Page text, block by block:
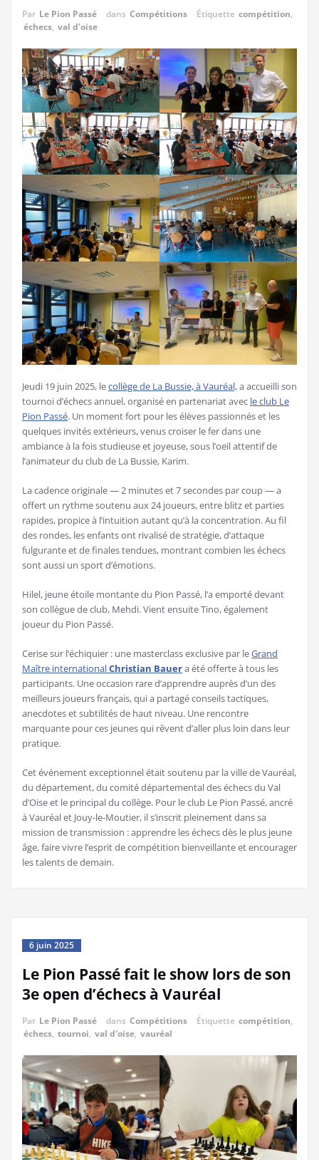
Par Le Pion Passé dans Compétitions Étiquette compétition,
échecs, val d'oise
Jeudi 19 juin 2025, lecollège de La Bussie, à Vauréal,a accueilli son
tournoi d’échecs annuel, organisé en partenariat avec le club Le
Pion Passé. Un moment fort pour les élèves passionnés et les
quelques invités extérieurs, venus croiser le fer dans une
ambiance à la fois studieuse et joyeuse, sous l’oeil attentif de
l’animateur du club de La Bussie, Karim.
La cadence originale — 2 minutes et 7 secondes par coup — a
offert un rythme soutenu aux 24 joueurs, entre blitz et parties
rapides, propice à l’intuition autant qu’à la concentration. Au fil
des rondes, les enfants ont rivalisé de stratégie, d’attaque
fulgurante et de finales tendues, montrant combien les échecs
sont aussi un sport d’émotions.
Hilel, jeune étoile montante du Pion Passé, l’a emporté devant
son collègue de club, Mehdi. Vient ensuite Tino, également
joueur du Pion Passé.
Cerise sur l’échiquier : une masterclass exclusive par leGrand
Maître internationalChristian Bauera été offerte à tous les
participants. Une occasion rare d’apprendre auprès d’un des
meilleurs joueurs français, qui a partagé conseils tactiques,
anecdotes et subtilités de haut niveau. Une rencontre
marquante pour ces jeunes qui rêvent d’aller plus loin dans leur
pratique.
Cet événement exceptionnel était soutenu par la ville de Vauréal,
du département, du comité départemental des échecs du Val
d’Oise et le principal du collège. Pour le club Le Pion Passé, ancré
à Vauréal et Jouy-le-Moutier, il s’inscrit pleinement dans sa
mission de transmission : apprendre les échecs dès le plus jeune
âge, faire vivre l’esprit de compétition bienveillante et encourager
les talents de demain.
6 juin 2025
Le Pion Passé fait le show lors de son
3e open d’échecs à Vauréal
Par Le Pion Passé dans Compétitions Étiquette compétition,
échecs, tournoi, val d'oise, vauréal